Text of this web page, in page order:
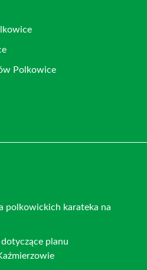
Polkowice
polkowickich karateka na
planu